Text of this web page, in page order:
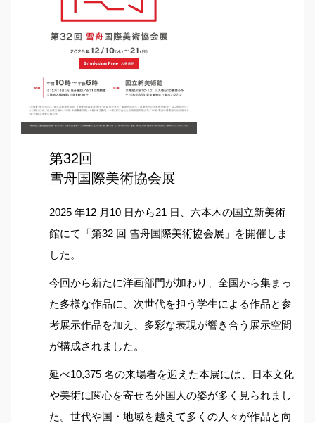
第32回
雪舟国際美術協会展
2025 年12 月10 日から21 日、六本木の国立新美術
館にて「第32 回 雪舟国際美術協会展」を開催しま
した。
今回から新たに洋画部門が加わり、全国から集まっ
た多様な作品に、次世代を担う学生による作品と参
考展示作品を加え、多彩な表現が響き合う展示空間
が構成されました。
延べ10,375 名の来場者を迎えた本展には、日本文化
や美術に関心を寄せる外国人の姿が多く見られまし
た。世代や国・地域を越えて多くの人々が作品と向